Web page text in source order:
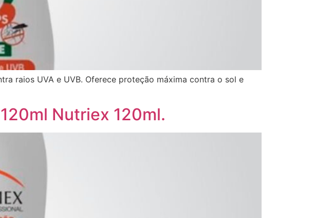
raios UVA e UVB. Oferece proteção máxima contra o sol e
Nutriex 120ml.